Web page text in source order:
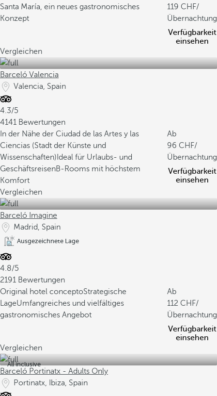
Santa María, ein neues gastronomisches
Konzept
119
/
Übernachtung
Verfügbarkeit
einsehen
Vergleichen
Barceló Valencia
Valencia, Spain
4.3/5
4141 Bewertungen
In der Nähe der Ciudad de las Artes y las
Ciencias (Stadt der Künste und
Wissenschaften) Ideal für Urlaubs- und
GeschäftsreisenB-Rooms mit höchstem
Komfort
Ab
96
/
Übernachtung
Verfügbarkeit
einsehen
Vergleichen
Barceló Imagine
Madrid, Spain
Ausgezeichnete Lage
4.8/5
2191 Bewertungen
Original hotel conceptoStrategische
LageUmfangreiches und vielfältiges
gastronomisches Angebot
Ab
112
/
Übernachtung
Verfügbarkeit
einsehen
Vergleichen
All inclusive
Barceló Portinatx - Adults Only
Portinatx, Ibiza, Spain